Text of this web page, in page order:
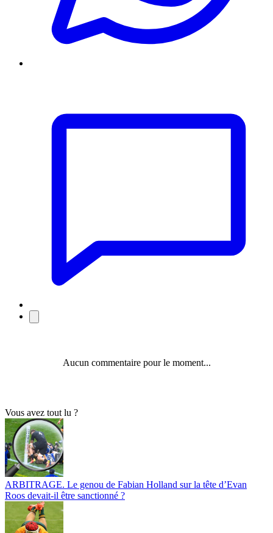
Aucun commentaire pour le moment...
Vous avez tout lu ?
ARBITRAGE. Le genou de Fabian Holland sur la tête d’Evan
Roos devait-il être sanctionné ?